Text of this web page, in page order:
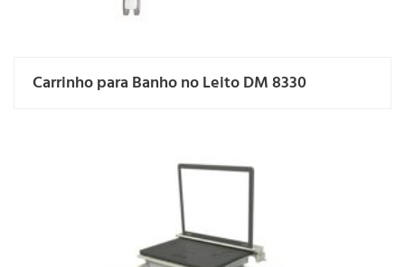
Carrinho para Banho no Leito DM 8330